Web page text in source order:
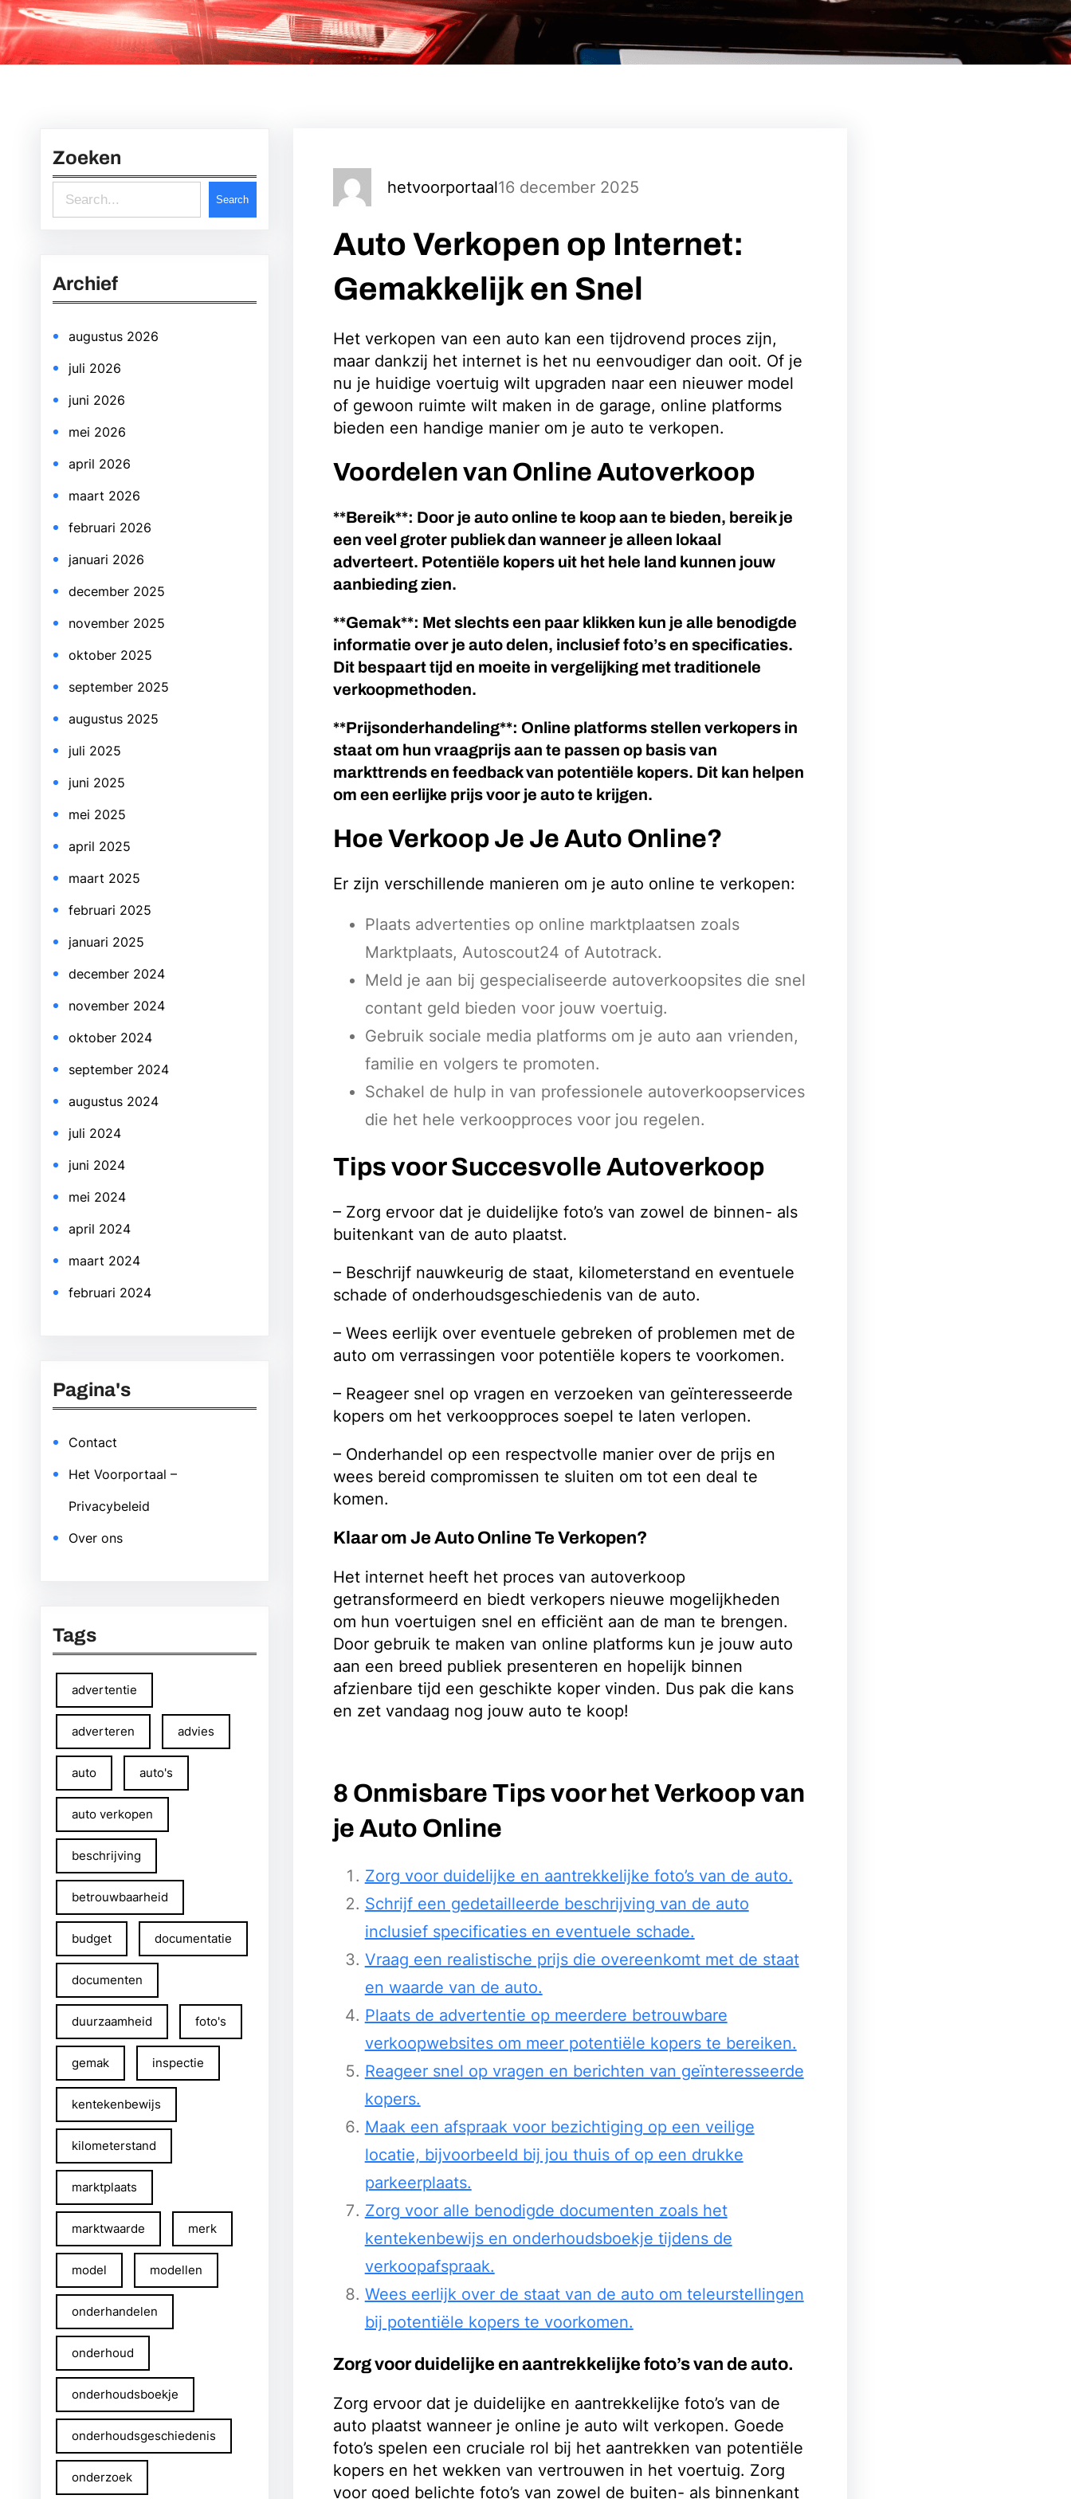
Zoeken
e
r
c
h
Search
Archief
augustus 2026
juli 2026
juni 2026
mei 2026
april 2026
maart 2026
februari 2026
januari 2026
december 2025
november 2025
oktober 2025
september 2025
augustus 2025
juli 2025
juni 2025
mei 2025
april 2025
maart 2025
februari 2025
januari 2025
december 2024
november 2024
oktober 2024
september 2024
augustus 2024
juli 2024
juni 2024
mei 2024
april 2024
maart 2024
februari 2024
Pagina's
Contact
Het Voorportaal –
Privacybeleid
Over ons
Tags
advertentie
adverteren advies
auto auto's
auto verkopen
beschrijving
betrouwbaarheid
budget documentatie
documenten
duurzaamheid foto's
gemak inspectie
kentekenbewijs
kilometerstand
marktplaats
marktwaarde merk
model modellen
onderhandelen
onderhoud
onderhoudsboekje
onderhoudsgeschiedenis
onderzoek
hetvoorportaal16 december 2025
Auto Verkopen op Internet:
Gemakkelijk en Snel
Het verkopen van een auto kan een tijdrovend proces zijn,
maar dankzij het internet is het nu eenvoudiger dan ooit. Of je
nu je huidige voertuig wilt upgraden naar een nieuwer model
of gewoon ruimte wilt maken in de garage, online platforms
bieden een handige manier om je auto te verkopen.
Voordelen van Online Autoverkoop
**Bereik**: Door je auto online te koop aan te bieden, bereik je
een veel groter publiek dan wanneer je alleen lokaal
adverteert. Potentiële kopers uit het hele land kunnen jouw
aanbieding zien.
**Gemak**: Met slechts een paar klikken kun je alle benodigde
informatie over je auto delen, inclusief foto’s en specificaties.
Dit bespaart tijd en moeite in vergelijking met traditionele
verkoopmethoden.
**Prijsonderhandeling**: Online platforms stellen verkopers in
staat om hun vraagprijs aan te passen op basis van
markttrends en feedback van potentiële kopers. Dit kan helpen
om een eerlijke prijs voor je auto te krijgen.
Hoe Verkoop Je Je Auto Online?
Er zijn verschillende manieren om je auto online te verkopen:
Plaats advertenties op online marktplaatsen zoals
Marktplaats, Autoscout24 of Autotrack.
Meld je aan bij gespecialiseerde autoverkoopsites die snel
contant geld bieden voor jouw voertuig.
Gebruik sociale media platforms om je auto aan vrienden,
familie en volgers te promoten.
Schakel de hulp in van professionele autoverkoopservices
die het hele verkoopproces voor jou regelen.
Tips voor Succesvolle Autoverkoop
– Zorg ervoor dat je duidelijke foto’s van zowel de binnen- als
buitenkant van de auto plaatst.
– Beschrijf nauwkeurig de staat, kilometerstand en eventuele
schade of onderhoudsgeschiedenis van de auto.
– Wees eerlijk over eventuele gebreken of problemen met de
auto om verrassingen voor potentiële kopers te voorkomen.
– Reageer snel op vragen en verzoeken van geïnteresseerde
kopers om het verkoopproces soepel te laten verlopen.
– Onderhandel op een respectvolle manier over de prijs en
wees bereid compromissen te sluiten om tot een deal te
komen.
Klaar om Je Auto Online Te Verkopen?
Het internet heeft het proces van autoverkoop
getransformeerd en biedt verkopers nieuwe mogelijkheden
om hun voertuigen snel en efficiënt aan de man te brengen.
Door gebruik te maken van online platforms kun je jouw auto
aan een breed publiek presenteren en hopelijk binnen
afzienbare tijd een geschikte koper vinden. Dus pak die kans
en zet vandaag nog jouw auto te koop!
8 Onmisbare Tips voor het Verkoop van
je Auto Online
Zorg voor duidelijke en aantrekkelijke foto’s van de auto.
Schrijf een gedetailleerde beschrijving van de auto
inclusief specificaties en eventuele schade.
Vraag een realistische prijs die overeenkomt met de staat
en waarde van de auto.
Plaats de advertentie op meerdere betrouwbare
verkoopwebsites om meer potentiële kopers te bereiken.
Reageer snel op vragen en berichten van geïnteresseerde
kopers.
Maak een afspraak voor bezichtiging op een veilige
locatie, bijvoorbeeld bij jou thuis of op een drukke
parkeerplaats.
Zorg voor alle benodigde documenten zoals het
kentekenbewijs en onderhoudsboekje tijdens de
verkoopafspraak.
Wees eerlijk over de staat van de auto om teleurstellingen
bij potentiële kopers te voorkomen.
Zorg voor duidelijke en aantrekkelijke foto’s van de auto.
Zorg ervoor dat je duidelijke en aantrekkelijke foto’s van de
auto plaatst wanneer je online je auto wilt verkopen. Goede
foto’s spelen een cruciale rol bij het aantrekken van potentiële
kopers en het wekken van vertrouwen in het voertuig. Zorg
voor goed belichte foto’s van zowel de buiten- als binnenkant